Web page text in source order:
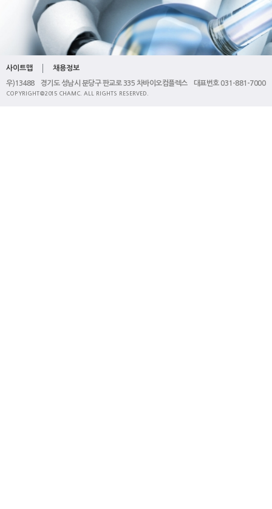
사이트맵 채용정보
우)13488 경기도 성남시 분당구 판교로 335 차바이오컴플렉스 대표번호 031-881-7000
COPYRIGHT@2015 CHAMC. ALL RIGHTS RESERVED.